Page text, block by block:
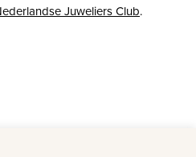
Juweliers Club.